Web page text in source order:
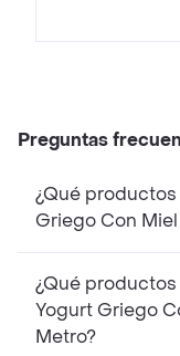
Preguntas
¿Qué
Griego Con
¿Qué
Yogurt Griego
Metro?